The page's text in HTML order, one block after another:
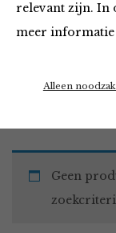
relevant zijn. In
meer informatie
Alleen
Home Winkel
Geen